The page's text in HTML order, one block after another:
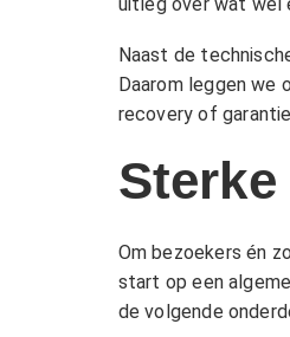
uitleg over wat wel
Naast de
Daarom leggen we
recovery of garantie
Om bezoekers én
start op een
de volgende